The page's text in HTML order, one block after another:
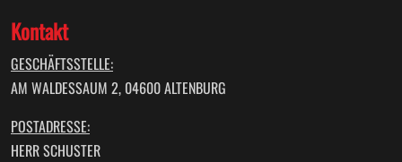
Kontakt
GESCHÄFTSSTELLE:
AM WALDESSAUM 2, 04600 ALTENBURG
POSTADRESSE:
HERR SCHUSTER